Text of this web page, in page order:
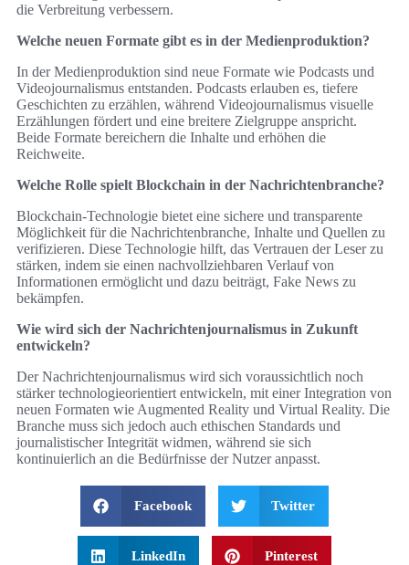
die Verbreitung verbessern.
Welche neuen Formate gibt es in der Medienproduktion?
In der Medienproduktion sind neue Formate wie Podcasts und
Videojournalismus entstanden. Podcasts erlauben es, tiefere
Geschichten zu erzählen, während Videojournalismus visuelle
Erzählungen fördert und eine breitere Zielgruppe anspricht.
Beide Formate bereichern die Inhalte und erhöhen die
Reichweite.
Welche Rolle spielt Blockchain in der Nachrichtenbranche?
Blockchain-Technologie bietet eine sichere und transparente
Möglichkeit für die Nachrichtenbranche, Inhalte und Quellen zu
verifizieren. Diese Technologie hilft, das Vertrauen der Leser zu
stärken, indem sie einen nachvollziehbaren Verlauf von
Informationen ermöglicht und dazu beiträgt, Fake News zu
bekämpfen.
Wie wird sich der Nachrichtenjournalismus in Zukunft
entwickeln?
Der Nachrichtenjournalismus wird sich voraussichtlich noch
stärker technologieorientiert entwickeln, mit einer Integration von
neuen Formaten wie Augmented Reality und Virtual Reality. Die
Branche muss sich jedoch auch ethischen Standards und
journalistischer Integrität widmen, während sie sich
kontinuierlich an die Bedürfnisse der Nutzer anpasst.
Facebook Twitter
LinkedIn Pinterest